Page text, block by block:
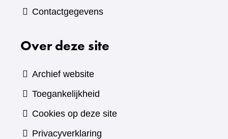
Contactgegevens
Over deze site
Archief website
Toegankelijkheid
Cookies op deze site
Privacyverklaring